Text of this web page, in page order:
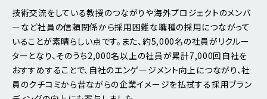
技術交流をしている教授のつながりや海外プロジェクトのメンバ
ーなど社員の信頼関係から採用困難な職種の採用につながって
いることが素晴らしい点です。また、約5,000名の社員がリクルー
ターとなり、そのうち2,000名以上の社員が累計7,000回自社を
おすすめすることで、自社のエンゲージメント向上につながり、社
員のクチコミから昔ながらの企業イメージを払拭する採用ブラン